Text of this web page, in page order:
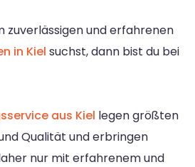
zuverlässigen und erfahrenen
in Kiel suchst, dann bist du bei
aus Kiel legen größten
Qualität und erbringen
nur mit erfahrenem und